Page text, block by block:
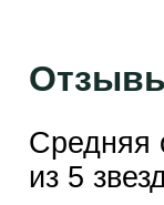
Средняя
из 5